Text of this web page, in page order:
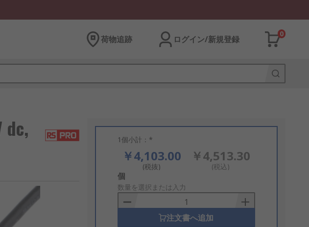
荷物追跡 ログイン/新規登録
0
dc, 1個小計：*
￥4,103.00
(税抜)
￥4,513.30
(税込)
Add
to
Basket
個
数量を選択または入力
注文書へ追加